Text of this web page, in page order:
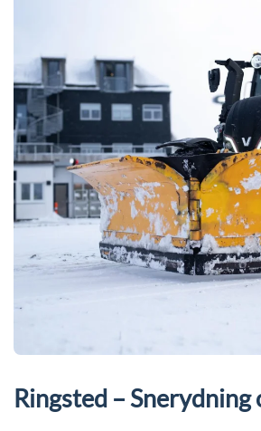
Ringsted – Snerydning